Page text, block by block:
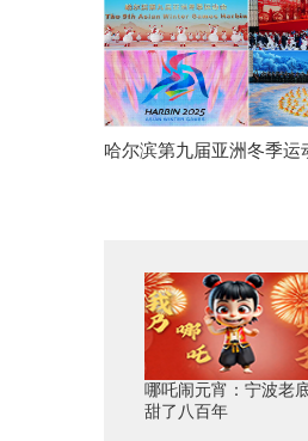
哈尔滨第九届亚洲冬季运
哪吒闹元宵：宁波老
甜了八百年